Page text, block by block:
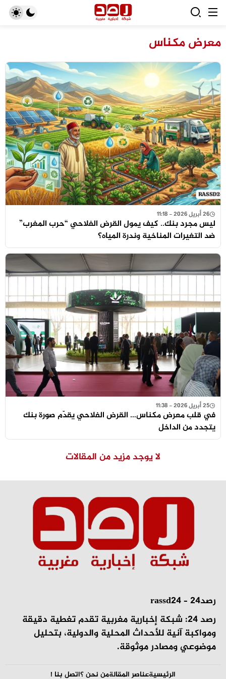
معرض مكناس
26 أبريل 2026 - 11:18
ليس مجرد بنك.. كيف يمول القرض الفلاحي “حرب المغرب”
ضد التغيرات المناخية وندرة المياه؟
25 أبريل 2026 - 11:38
في قلب معرض مكناس… القرض الفلاحي يقدّم صورة بنك
يتجدد من الداخل
لا يوجد مزيد من المقالات
رصد24 – rassd24
رصد 24: شبكة إخبارية مغربية تقدم تغطية دقيقة
ومواكبة آنية للأحداث المحلية والدولية، بتحليل
موضوعي ومصادر موثوقة.
الرئيسيةعناصر المقالةمن نحن ؟اتصل بنا !